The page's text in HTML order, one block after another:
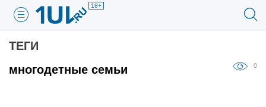
18+
ТЕГИ
многодетные семьи
0